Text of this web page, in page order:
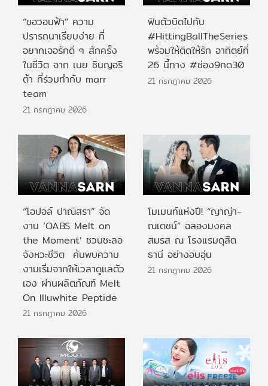
“ขอวอนฟ้า” ความ
ปรารถนาเรียบง่าย ที่
อยากเจอรักดี ๆ สักครั้ง
ในชีวิต จาก เนย ซินญอริ
ต้า ที่ร่วมทำกับ marr
team
21 กรกฎาคม 2026
ฟินตัวบิดไปกับ
#HittingBallTheSeries
พร้อมให้ติดให้รัก อาทิตย์ที่
26 นี้ทาง #ช่อง9กด30
21 กรกฎาคม 2026
“โอปอล์ ปาณิสรา” จัด
งาน ‘OABS Melt on
the Moment’ ชวนชะลอ
จังหวะชีวิต ค้นพบความ
งามเริ่มจากให้เวลาดูแลตัว
เอง ผ่านผลิตภัณฑ์ Melt
On Illuwhite Peptide
21 กรกฎาคม 2026
โมเมนท์แห่งปี! “ญาญ่า-
ณเดชน์” ฉลองมงคล
สมรส ณ โรงแรมดุสิต
ธานี อย่างอบอุ่น
21 กรกฎาคม 2026